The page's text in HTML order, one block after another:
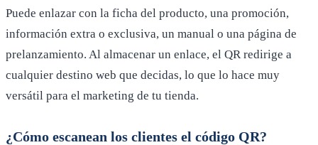
Puede enlazar con la ficha del producto, una promoción,
información extra o exclusiva, un manual o una página de
prelanzamiento. Al almacenar un enlace, el QR redirige a
cualquier destino web que decidas, lo que lo hace muy
versátil para el marketing de tu tienda.
¿Cómo escanean los clientes el código QR?